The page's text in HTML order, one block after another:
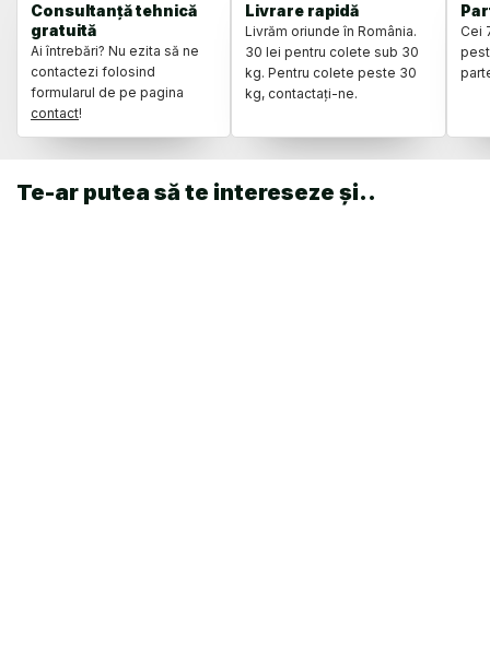
Consultanță tehnică
gratuită
Ai întrebări? Nu ezita să ne
contactezi folosind
formularul de pe pagina
contact!
Livrare rapidă
Livrăm oriunde în România.
30 lei pentru colete sub 30
kg. Pentru colete peste 30
kg, contactați-ne.
Cei
Te-ar putea să te intereseze și..